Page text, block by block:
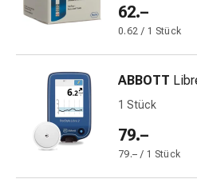
Phytotherapie
Schüssler-
Salz
Spagyrika
Niere,
Blase,
62.–
0.62 / 1 Stück
ABBOTT
1 Stück
79.–
79.– / 1 Stück